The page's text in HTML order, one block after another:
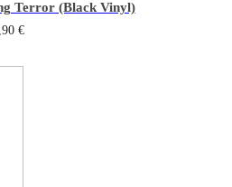
Terror (Black Vinyl)
€